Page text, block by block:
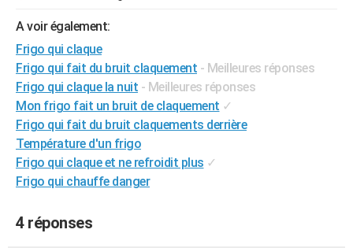
GUIDES D'ACHAT
BONS PLANS
CARTE DE VOEUX
Carte de Noël
Carte Bonne année
Carte Saint-Valentin
Carte Pâques
Carte d'anniversaire
DICTIONNAIRE
Dictionnaire
Biographies
Citations
Expressions
Proverbes
PROGRAMME TV
COPAINS D'AVANT
A voir également:
Frigo qui claque
Frigo qui fait du bruit claquement - Meilleures réponses
Frigo qui claque la nuit - Meilleures réponses
Mon frigo fait un bruit de claquement ✓
Frigo qui fait du bruit claquements derrière
Température d'un frigo
Frigo qui claque et ne refroidit plus ✓
Frigo qui chauffe danger
4 réponses